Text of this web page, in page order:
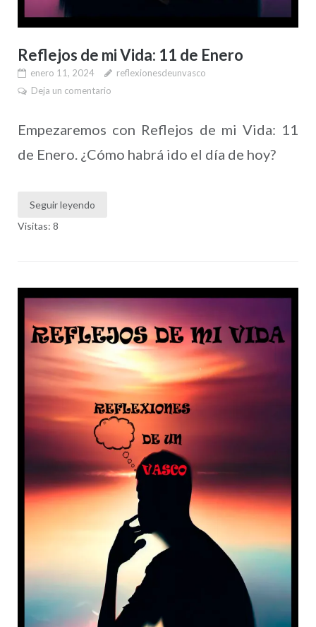
Reflejos de mi Vida: 11 de Enero
enero 11, 2024
reflexionesdeunvasco
Deja un comentario
Empezaremos con Reflejos de mi Vida: 11
de Enero. ¿Cómo habrá ido el día de hoy?
Seguir leyendo
Visitas: 8